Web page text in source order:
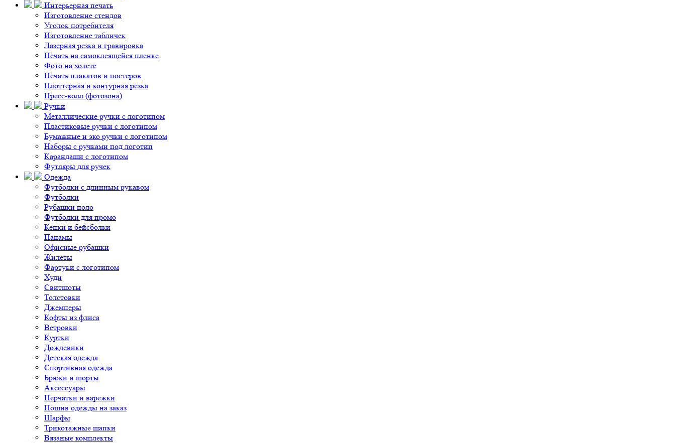
Интерьерная печать
Изготовление стендов
Уголок потребителя
Изготовление табличек
Лазерная резка и гравировка
Печать на самоклеящейся пленке
Фото на холсте
Печать плакатов и постеров
Плоттерная и контурная резка
Пресс-волл (фотозона)
Ручки
Металлические ручки с логотипом
Пластиковые ручки с логотипом
Бумажные и эко ручки с логотипом
Наборы с ручками под логотип
Карандаши с логотипом
Футляры для ручек
Одежда
Футболки с длинным рукавом
Футболки
Рубашки поло
Футболки для промо
Кепки и бейсболки
Панамы
Офисные рубашки
Жилеты
Фартуки с логотипом
Худи
Свитшоты
Толстовки
Джемперы
Кофты из флиса
Ветровки
Куртки
Дождевики
Детская одежда
Спортивная одежда
Брюки и шорты
Аксессуары
Перчатки и варежки
Пошив одежды на заказ
Шарфы
Трикотажные шапки
Вязаные комплекты